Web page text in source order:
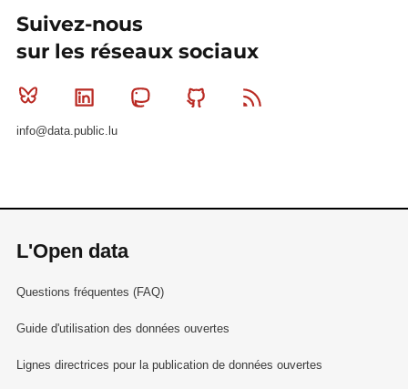
Suivez-nous
sur les réseaux sociaux
Bluesky Linkedin MastodonGithub
info@data.public.lu
L'Open data
Questions fréquentes (FAQ)
Guide d'utilisation des données ouvertes
Lignes directrices pour la publication de données ouvertes